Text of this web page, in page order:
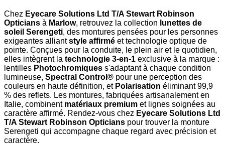
Chez Eyecare Solutions Ltd T/A Stewart Robinson
Opticians à Marlow, retrouvez la collection lunettes de
soleil Serengeti, des montures pensées pour les personnes
exigeantes alliantstyle affirmé et technologie optique de
pointe. Conçues pour la conduite, le plein air et le quotidien,
elles intègrent la technologie 3-en-1 exclusive à la marque :
lentilles Photochromiques s'adaptant à chaque condition
lumineuse, Spectral Control® pour une perception des
couleurs en haute définition, et Polarisation éliminant 99,9
% des reflets. Les montures, fabriquées artisanalement en
Italie, combinent matériaux premium et lignes soignées au
caractère affirmé. Rendez-vous chez Eyecare Solutions Ltd
T/A Stewart Robinson Opticians pour trouver la monture
Serengeti qui accompagne chaque regard avec précision et
caractère.